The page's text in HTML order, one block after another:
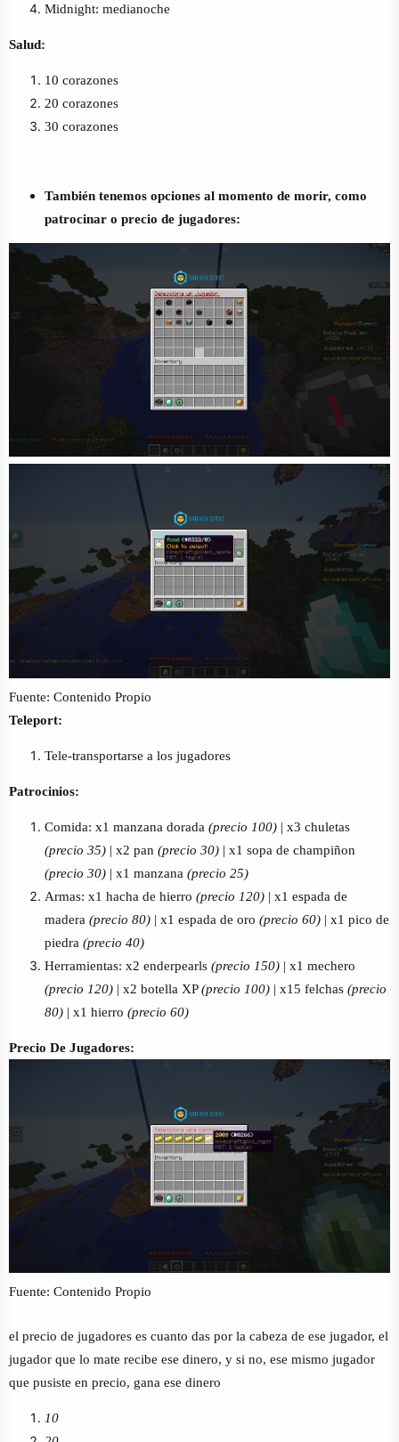
Midnight: medianoche
Salud:
10 corazones
20 corazones
30 corazones
También tenemos opciones al momento de morir, como
patrocinar o precio de jugadores:
Fuente: Contenido Propio
Teleport:
Tele-transportarse a los jugadores
Patrocinios:
Comida: x1 manzana dorada (precio 100) | x3 chuletas
(precio 35) | x2 pan (precio 30) | x1 sopa de champiñon
(precio 30) | x1 manzana (precio 25)
Armas: x1 hacha de hierro (precio 120) | x1 espada de
madera (precio 80) | x1 espada de oro (precio 60) | x1 pico de
piedra (precio 40)
Herramientas: x2 enderpearls (precio 150) | x1 mechero
(precio 120) | x2 botella XP(precio 100) | x15 felchas (precio
80) | x1 hierro (precio 60)
Precio De Jugadores:
Fuente: Contenido Propio
el precio de jugadores es cuanto das por la cabeza de ese jugador, el
jugador que lo mate recibe ese dinero, y si no, ese mismo jugador
que pusiste en precio, gana ese dinero
10